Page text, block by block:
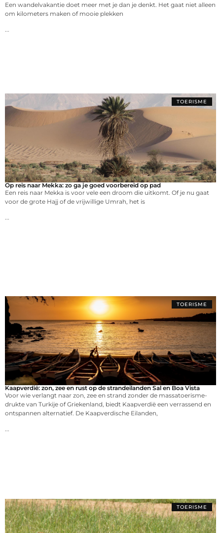
Een wandelvakantie doet meer met je dan je denkt. Het gaat niet alleen
om kilometers maken of mooie plekken
...
TOERISME
Op reis naar Mekka: zo ga je goed voorbereid op pad
Een reis naar Mekka is voor vele een droom die uitkomt. Of je nu gaat
voor de grote Hajj of de vrijwillige Umrah, het is
...
TOERISME
Kaapverdië: zon, zee en rust op de strandeilanden Sal en Boa Vista
Voor wie verlangt naar zon, zee en strand zonder de massatoerisme-
drukte van Turkije of Griekenland, biedt Kaapverdië een verrassend en
ontspannen alternatief. De Kaapverdische Eilanden,
...
TOERISME